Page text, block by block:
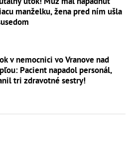
manželku, žena pred ním ušla
v nemocnici vo Vranove nad
Pacient napadol personál,
tri zdravotné sestry!